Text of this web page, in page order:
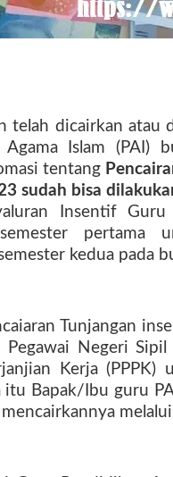
telah dicairkan atau
Agama Islam (PAI)
tentang
sudah bisa
Insentif
pertama
kedua pada
Tunjangan
Pegawai Negeri
Kerja (PPPK)
itu Bapak/Ibu guru
mencairkannya